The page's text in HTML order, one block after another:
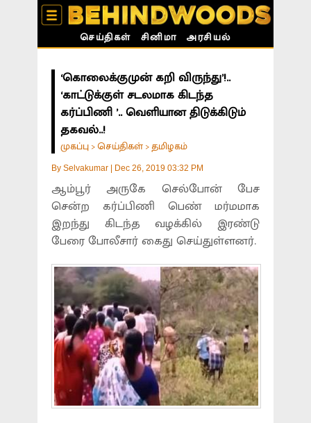
செய்திகள் சினிமா அரசியல்
‘கொலைக்குமுன் கறி விருந்து’!..
‘காட்டுக்குள் சடலமாக கிடந்த
கர்ப்பிணி ’.. வெளியான திடுக்கிடும்
தகவல்..!
முகப்பு >செய்திகள் >தமிழகம்
By Selvakumar Dec 26, 2019 03:32 PM
ஆம்பூர் அருகே செல்போன் பேச
சென்ற கர்ப்பிணி பெண் மர்மமாக
இறந்து கிடந்த வழக்கில் இரண்டு
பேரை போலீசார் கைது செய்துள்ளனர்.